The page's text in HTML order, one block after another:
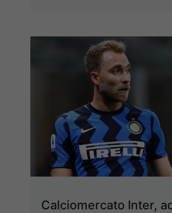
Calciomercato Inter,